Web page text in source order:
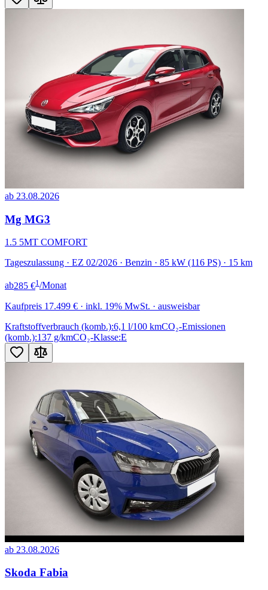
ab 23.08.2026
Mg MG3
1.5 5MT COMFORT
Tageszulassung · EZ 02/2026 · Benzin · 85 kW (116 PS) · 15 km
ab285 €1 /Monat
Kaufpreis 17.499 € · inkl. 19% MwSt. · ausweisbar
Kraftstoffverbrauch (komb.):6,1 l/100 kmCO₂-Emissionen
(komb.):137 g/kmCO₂-Klasse:E
ab 23.08.2026
Skoda Fabia